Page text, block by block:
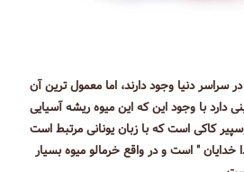
سراسر دنیا وجود دارند، اما معمول ترین آن
دارد با وجود این که این میوه ریشه آسیایی
کاکی است که با زبان یونانی مرتبط است
خدایان " است و در واقع خرمالو میوه بسیار